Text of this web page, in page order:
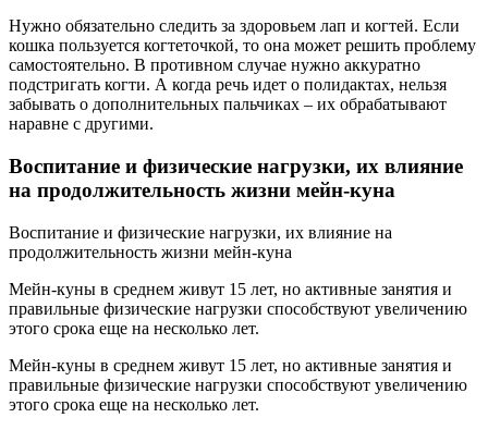
Нужно обязательно следить за здоровьем лап и когтей. Если
кошка пользуется когтеточкой, то она может решить проблему
самостоятельно. В противном случае нужно аккуратно
подстригать когти. А когда речь идет о полидактах, нельзя
забывать о дополнительных пальчиках – их обрабатывают
наравне с другими.
Воспитание и физические нагрузки, их влияние
на продолжительность жизни мейн-куна
Воспитание и физические нагрузки, их влияние на
продолжительность жизни мейн-куна
Мейн-куны в среднем живут 15 лет, но активные занятия и
правильные физические нагрузки способствуют увеличению
этого срока еще на несколько лет.
Мейн-куны в среднем живут 15 лет, но активные занятия и
правильные физические нагрузки способствуют увеличению
этого срока еще на несколько лет.